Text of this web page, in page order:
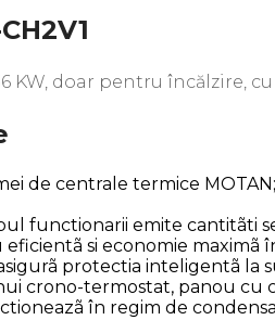
doar pentru încălzire, cu
de centrale termice MOTAN;
functionarii emite cantitãti
si economie
protectia inteligentã la
crono-termostat, panou cu
în regim de